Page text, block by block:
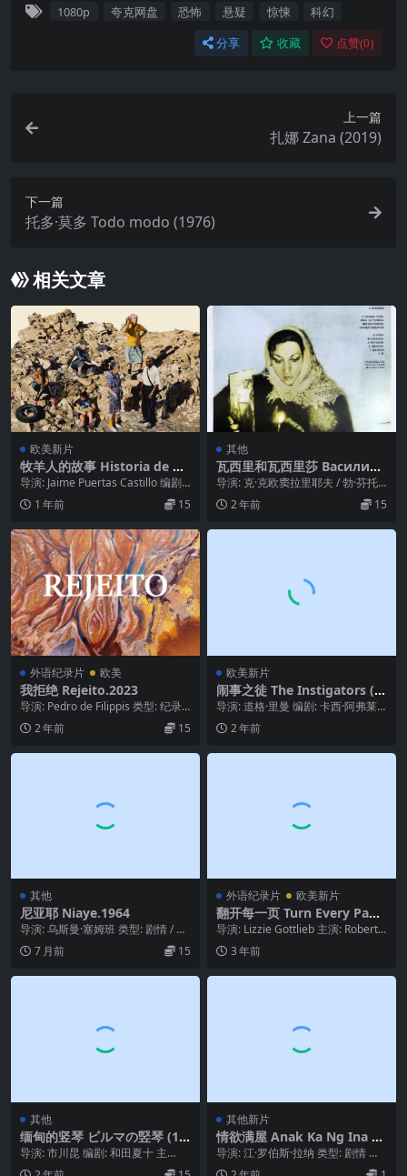
1080p 夸克网盘 恐怖 悬疑 惊悚 科幻
分享 收藏 点赞(0)
上一篇
扎娜 Zana (2019)
下一篇
托多·莫多 Todo modo (1976)
相关文章
欧美新片
牧羊人的故事 Historia de pa
stores (2024)
导演: Jaime Puertas Castillo 编剧: J
aime Pue...
1 年前 15
其他
瓦西里和瓦西里莎 Василий
и Василиса (1981)
导演: 克·克欧窦拉里耶夫 / 勃·芬托
茨基 编剧: 弗·索洛维约夫 / 伊·波...
2 年前 15
外语纪录片 欧美
我拒绝 Rejeito.2023
导演: Pedro de Filippis 类型: 纪录
片 制片国家/地区: 巴...
2 年前 15
欧美新片
闹事之徒 The Instigators (2
024)
导演: 道格·里曼 编剧: 卡西·阿弗莱
克 / 查克·麦克林 主演: 马特·达蒙...
2 年前
其他
尼亚耶 Niaye.1964
导演: 乌斯曼·塞姆班 类型: 剧情 / 短
片 制片国家/地区: 塞内加尔 语言...
7 月前 15
外语纪录片 欧美新片
翻开每一页 Turn Every Page
(2022)
导演: Lizzie Gottlieb 主演: Robert
A. Caro /...
3 年前
其他
缅甸的竖琴 ビルマの竪琴 (19
85)
导演: 市川昆 编剧: 和田夏十 主
演: 石坂浩二 / 中井贵一 / 川谷拓
其他新片
情欲满屋 Anak Ka Ng Ina M
o (2023)
导演: 江·罗伯斯·拉纳 类型: 剧情 制
片国家/地区: 菲律宾 语言: 他加禄...